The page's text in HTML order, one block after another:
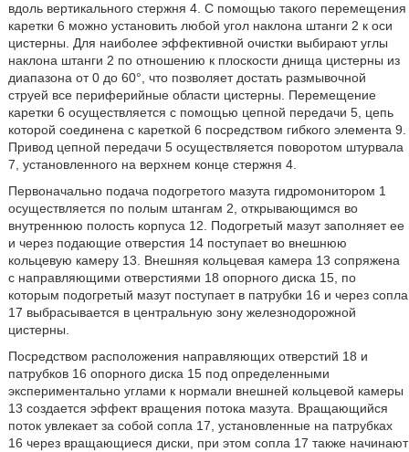
вдоль вертикального стержня 4. С помощью такого перемещения
каретки 6 можно установить любой угол наклона штанги 2 к оси
цистерны. Для наиболее эффективной очистки выбирают углы
наклона штанги 2 по отношению к плоскости днища цистерны из
диапазона от 0 до 60°, что позволяет достать размывочной
струей все периферийные области цистерны. Перемещение
каретки 6 осуществляется с помощью цепной передачи 5, цепь
которой соединена с кареткой 6 посредством гибкого элемента 9.
Привод цепной передачи 5 осуществляется поворотом штурвала
7, установленного на верхнем конце стержня 4.
Первоначально подача подогретого мазута гидромонитором 1
осуществляется по полым штангам 2, открывающимся во
внутреннюю полость корпуса 12. Подогретый мазут заполняет ее
и через подающие отверстия 14 поступает во внешнюю
кольцевую камеру 13. Внешняя кольцевая камера 13 сопряжена
с направляющими отверстиями 18 опорного диска 15, по
которым подогретый мазут поступает в патрубки 16 и через сопла
17 выбрасывается в центральную зону железнодорожной
цистерны.
Посредством расположения направляющих отверстий 18 и
патрубков 16 опорного диска 15 под определенными
экспериментально углами к нормали внешней кольцевой камеры
13 создается эффект вращения потока мазута. Вращающийся
поток увлекает за собой сопла 17, установленные на патрубках
16 через вращающиеся диски, при этом сопла 17 также начинают